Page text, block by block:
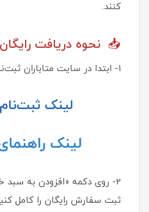
کنند.
📥 نحوه دریافت
1- ابتدا در سایت متاباران ثبت‌نام کنید.
لینک
لینک
2- روی دکمه «افزودن به سبد
ثبت سفارش رایگان را کامل